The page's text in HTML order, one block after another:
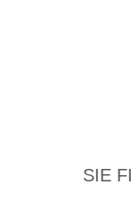
SIE